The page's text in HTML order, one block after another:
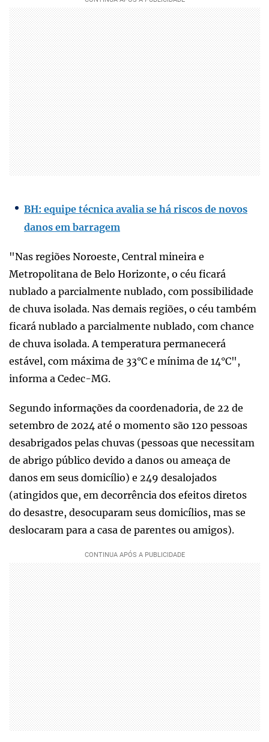
BH: equipe técnica avalia se há riscos de novos
danos em barragem
"Nas regiões Noroeste, Central mineira e
Metropolitana de Belo Horizonte, o céu ficará
nublado a parcialmente nublado, com possibilidade
de chuva isolada. Nas demais regiões, o céu também
ficará nublado a parcialmente nublado, com chance
de chuva isolada. A temperatura permanecerá
estável, com máxima de 33°C e mínima de 14°C",
informa a Cedec-MG.
Segundo informações da coordenadoria, de 22 de
setembro de 2024 até o momento são 120 pessoas
desabrigados pelas chuvas (pessoas que necessitam
de abrigo público devido a danos ou ameaça de
danos em seus domicílio) e 249 desalojados
(atingidos que, em decorrência dos efeitos diretos
do desastre, desocuparam seus domicílios, mas se
deslocaram para a casa de parentes ou amigos).